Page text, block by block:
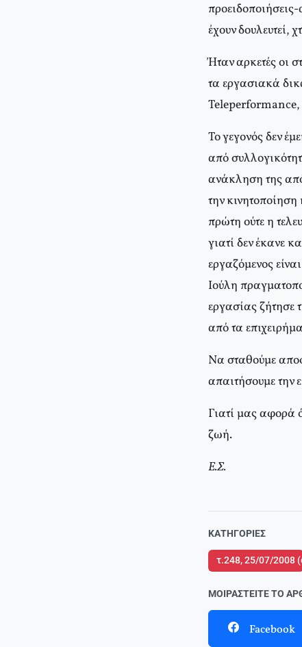
έχουν δουλευτεί,
Ήταν αρκετές οι
τα εργασιακά
Teleperformance,
Το γεγονός δεν
από
ανάκληση της
την
πρώτη ούτε η
γιατί δεν έκανε
εργαζόμενος
Ιούλη
εργασίας ζήτησε
από τα
Να σταθούμε
απαιτήσουμε την
Γιατί μας αφορά
ζωή.
Ε.Σ.
ΚΑΤΗΓΟΡΊΕΣ
τ.248, 25/07/2008
ΜΟΙΡΑΣΤΕΊΤΕ ΤΟ
Facebook